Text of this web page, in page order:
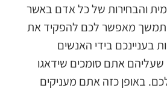
והבחירות של כל אדם באשר
מתמשך מאפשר לכם להפקיד את
בעניינכם בידי האנשים
אתם סומכים שידאגו
באופן כזה אתם מעניקים